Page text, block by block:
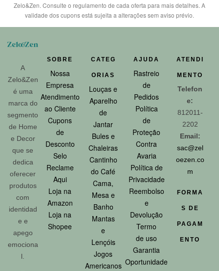
Zelo&Zen. Consulte o regulamento de cada oferta para mais detalhes. A
validade dos cupons está sujeita a alterações sem aviso prévio.
A
Zelo&Zen
é uma
marca do
segmento
de Home
e Decor
que se
dedica
oferecer
produtos
com
identidad
e e
apego
emociona
l.
SOBRE
Nossa
Empresa
Atendimento
ao Cliente
Cupons
de
Desconto
Selo
Reclame
Aqui
Loja na
Amazon
Loja na
Shopee
CATEG
ORIAS
Louças e
Aparelho
de
Jantar
Bules e
Chaleiras
Cantinho
do Café
Cama,
Mesa e
Banho
Mantas
e
Lençóis
Jogos
Americanos
AJUDA
Rastreio
de
Pedidos
Política
de
Proteção
Contra
Avaria
Política de
Privacidade
Reembolso
e
Devolução
Termo
de uso
Garantia
Oportunidade
ATENDI
MENTO
Telefon
e:
812011-
2202
Email:
sac@zel
oezen.co
m
FORMA
S DE
PAGAM
ENTO